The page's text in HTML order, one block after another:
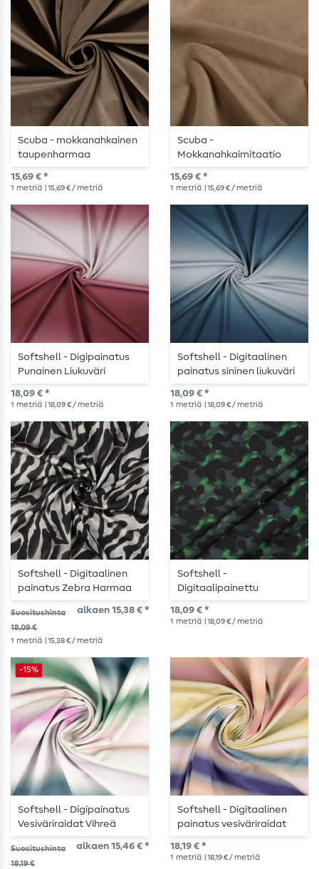
Scuba - mokkanahkainen
taupenharmaa
15,69 € *
1 metriä | 15,69 € / metriä
Scuba -
Mokkanahkaimitaatio
karamellinruskea
15,69 € *
1 metriä | 15,69 € / metriä
Softshell - Digipainatus
Punainen Liukuväri
18,09 € *
1 metriä | 18,09 € / metriä
Softshell - Digitaalinen
painatus sininen liukuväri
18,09 € *
1 metriä | 18,09 € / metriä
Softshell - Digitaalinen
painatus Zebra Harmaa
Suositushinta
18,09 €
alkaen 15,38 € *
1 metriä | 15,38 € / metriä
Softshell -
Digitaalipainettu
Maastokuvio Vihreä
18,09 € *
1 metriä | 18,09 € / metriä
-15%
Softshell - Digipainatus
Vesiväriraidat Vihreä
Suositushinta
18,19 €
alkaen 15,46 € *
Softshell - Digitaalinen
painatus vesiväriraidat
sininen
18,19 € *
1 metriä | 18,19 € / metriä